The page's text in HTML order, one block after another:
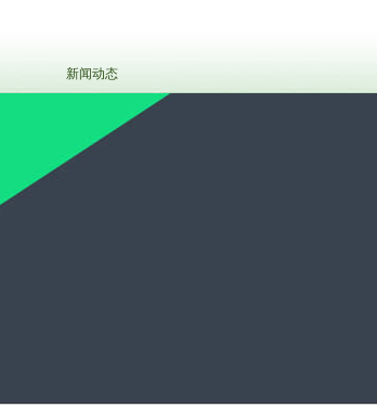
新闻动态